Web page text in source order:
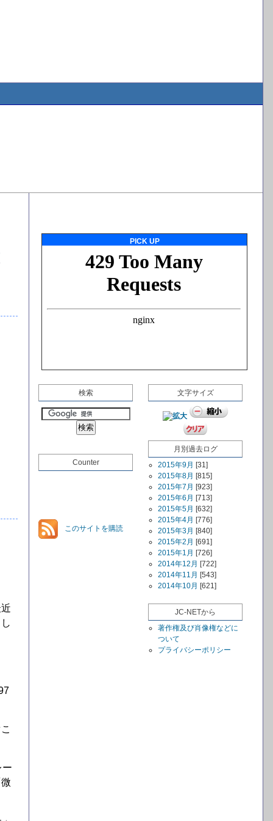
ー
PICK UP
検索
Counter
このサイトを購読
文字サイズ
月別過去ログ
2015年9月 [31]
2015年8月 [815]
2015年7月 [923]
2015年6月 [713]
2015年5月 [632]
2015年4月 [776]
2015年3月 [840]
2015年2月 [691]
2015年1月 [726]
2014年12月 [722]
2014年11月 [543]
2014年10月 [621]
JC-NETから
著作権及び肖像権などに
ついて
プライバシーポリシー